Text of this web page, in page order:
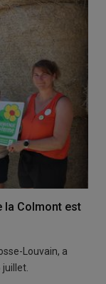
la Colmont est
Louvain, a
juillet.